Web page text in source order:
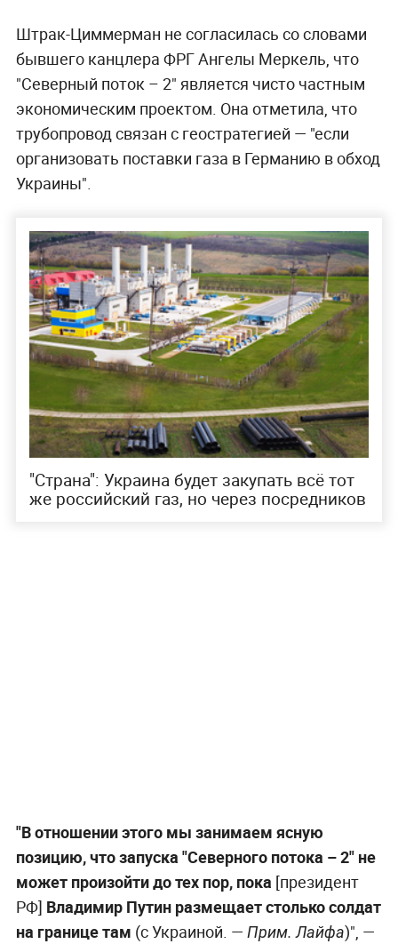
Штрак-Циммерман не согласилась со словами
бывшего канцлера ФРГ Ангелы Меркель, что
"Северный поток – 2" является чисто частным
экономическим проектом. Она отметила, что
трубопровод связан с геостратегией — "если
организовать поставки газа в Германию в обход
Украины".
"Страна": Украина будет закупать всё тот
же российский газ, но через посредников
"В отношении этого мы занимаем ясную
позицию, что запуска "Северного потока – 2" не
может произойти до тех пор, пока [президент
РФ] Владимир Путин размещает столько солдат
на границе там (с Украиной. — Прим. Лайфа)", —